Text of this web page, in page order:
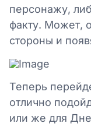
персонажу,
факту. Может,
стороны и
Теперь
отлично
или же для